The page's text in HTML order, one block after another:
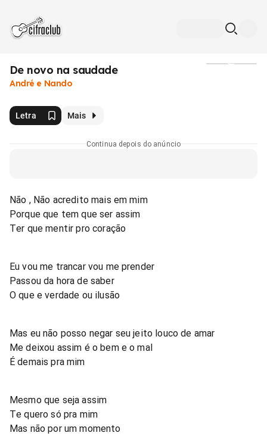
De novo na saudade
André e Nando
Letra Mais
Continua depois do anúncio
Não , Não acredito mais em mim
Porque que tem que ser assim
Ter que mentir pro coração
Eu vou me trancar vou me prender
Passou da hora de saber
O que e verdade ou ilusão
Mas eu não posso negar seu jeito louco de amar
Me deixou assim é o bem e o mal
É demais pra mim
Mesmo que seja assim
Te quero só pra mim
Mas não por um momento